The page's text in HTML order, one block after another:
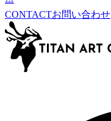
CONTACTお問い合わせ